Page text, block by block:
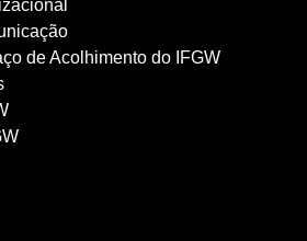
de Acolhimento do IFGW